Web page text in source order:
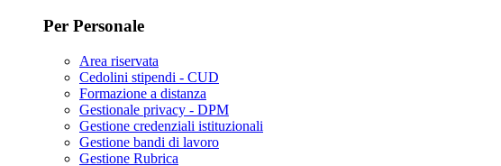
Per Personale
Area riservata
Cedolini stipendi - CUD
Formazione a distanza
Gestionale privacy - DPM
Gestione credenziali istituzionali
Gestione bandi di lavoro
Gestione Rubrica